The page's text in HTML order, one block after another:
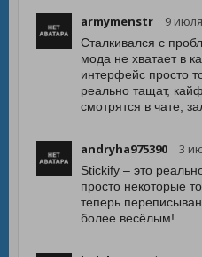
armymenstr 9
Сталкивался с
мода не хватает в
интерфейс просто
реально тащат,
смотрятся в чате,
andryha975390 3
Stickify – это
просто некоторые
теперь
более весёлым!